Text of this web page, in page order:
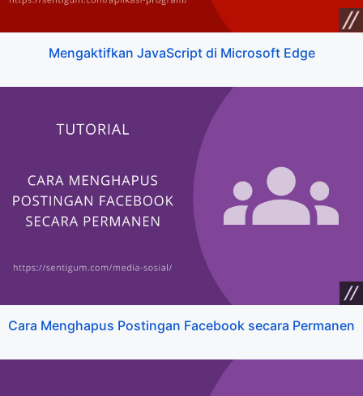
Mengaktifkan JavaScript di Microsoft Edge
Cara Menghapus Postingan Facebook secara Permanen